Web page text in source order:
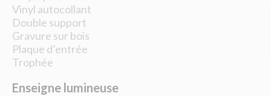
Vinyl autocollant
Double support
Gravure sur bois
Plaque d’entrée
Trophée
Enseigne lumineuse